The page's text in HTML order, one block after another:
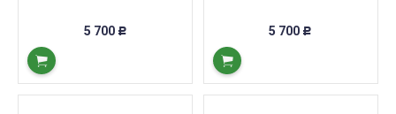
5 700 Р 5 700 Р